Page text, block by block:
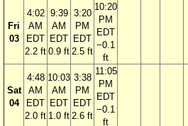
Fri
03
4:02
AM
EDT
2.2 ft
9:39
AM
EDT
0.9 ft
3:20
PM
EDT
2.5 ft
10:20
PM
EDT
−0.1
ft
Sat
04
4:48
AM
EDT
2.0 ft
10:03
AM
EDT
1.0 ft
3:38
PM
EDT
2.6 ft
11:05
PM
EDT
−0.1
ft